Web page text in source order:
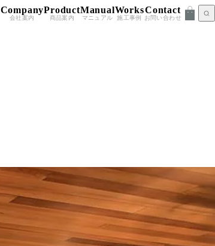
Company
会社案内
Product
商品案内
Manual
マニュアル
Works
施工事例
Contact
お問い合わせ